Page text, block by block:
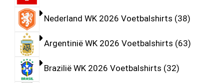
Nederland WK 2026 Voetbalshirts 38
Argentinië WK 2026 Voetbalshirts 63
Brazilië WK 2026 Voetbalshirts 32